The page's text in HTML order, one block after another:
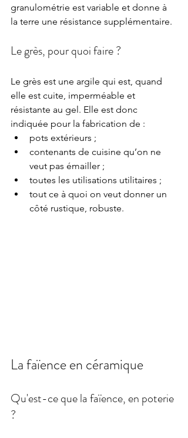
granulométrie est variable et donne à
la terre une résistance supplémentaire.
Le grès, pour quoi faire ?
Le grès est une argile qui est, quand
elle est cuite, imperméable et
résistante au gel. Elle est donc
indiquée pour la fabrication de :
pots extérieurs ;
contenants de cuisine qu’on ne
veut pas émailler ;
toutes les utilisations utilitaires ;
tout ce à quoi on veut donner un
côté rustique, robuste.
La faïence en céramique
Qu'est-ce que la faïence, en poterie
?